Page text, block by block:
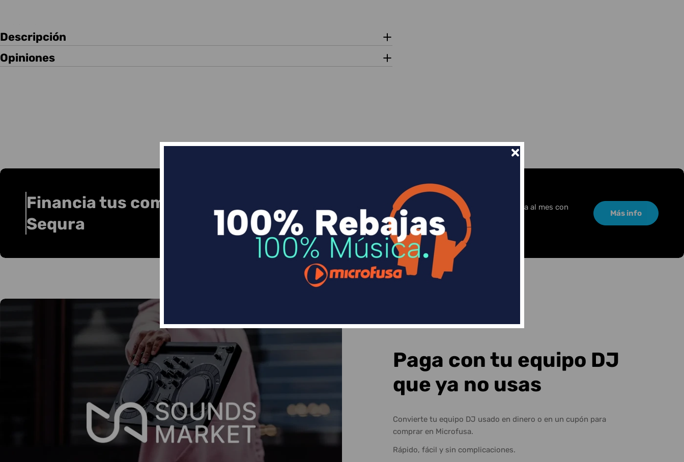
Descripción
Opiniones
Financia tus compras con
Sequra
Divide en 3 sin coste o hasta en 18 meses por una pequeña cuota al mes con
Más info
Paga con tu equipo DJ
que ya no usas
Convierte tu equipo DJ usado en dinero o en un cupón para
comprar en Microfusa.
Rápido, fácil y sin complicaciones.